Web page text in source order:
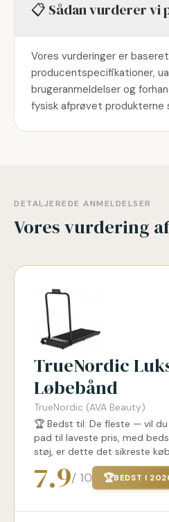
📋 Sådan vurderer vi
Vores vurderinger er
producentspecifikationer,
brugeranmeldelser og
fysisk afprøvet produkterne
DETALJEREDE ANMELDELSER
Vores vurdering
TrueNordic
Løbebånd
TrueNordic (AVA Beauty)
🏆 Bedst til: De fleste — vil
pad til laveste pris, med
støj, er dette det sikreste
7.9/ 10 🏆BEDST I